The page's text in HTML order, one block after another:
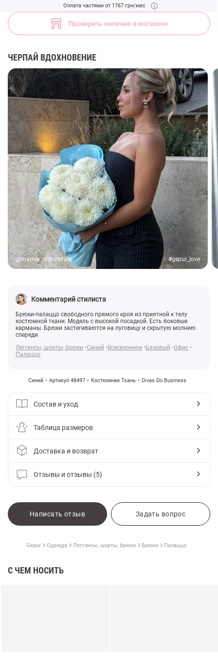
Оплата частями от 1767 грн/мес
Проверить наличие в магазине
ЧЕРПАЙ ВДОХНОВЕНИЕ
@marina_rogozhkina #gepur_love
Комментарий стилиста
Брюки-палаццо свободного прямого кроя из приятной к телу
костюмной ткани. Модель с высокой посадкой. Есть боковые
карманы. Брюки застегиваются на пуговицу и скрытую молнию
спереди
Леггинсы, шорты, брюки Синий Всесезонное Базовый Офис
Палаццо
Синий Артикул 48497 Костюмная Ткань Divas Do Business
Состав и уход
Таблица размеров
Доставка и возврат
Отзывы и отзывы (5)
Написать отзыв Задать вопрос
Gepur Одежда Леггинсы, шорты, брюки Брюки Палаццо
С ЧЕМ НОСИТЬ
Синие брюки-палаццо с принтом в полоску (арт. 48497) ♡